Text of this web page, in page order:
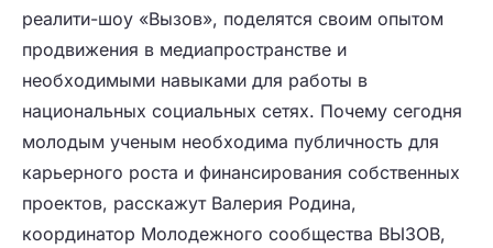
реалити-шоу «Вызов», поделятся своим опытом
продвижения в медиапространстве и
необходимыми навыками для работы в
национальных социальных сетях. Почему сегодня
молодым ученым необходима публичность для
карьерного роста и финансирования собственных
проектов, расскажут Валерия Родина,
координатор Молодежного сообщества ВЫЗОВ,